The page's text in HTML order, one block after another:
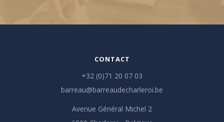
CONTACT
+32 (0)71 20 07 03
barreau@barreaudecharleroi.be
Avenue Général Michel 2